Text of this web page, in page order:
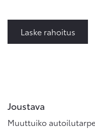
Laske rahoitus
Joustava
Muuttuiko